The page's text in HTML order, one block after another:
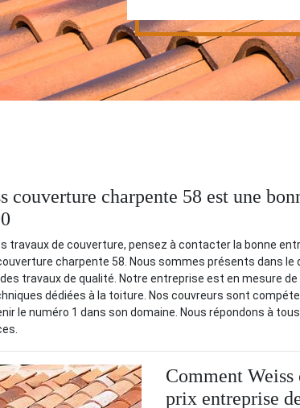
couverture charpente 58 est une
travaux de couverture, pensez à contacter la bonne
charpente 58. Nous sommes présents dans
travaux de qualité. Notre entreprise est en mesure
dédiées à la toiture. Nos couvreurs sont
le numéro 1 dans son domaine. Nous répondons à
Comment
prix entreprise